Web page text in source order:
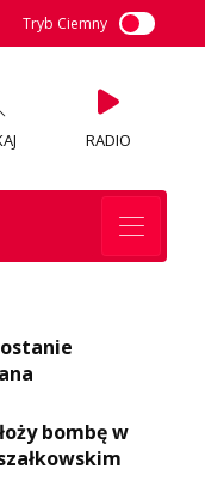
Tryb Ciemny
RADIO
bombę w